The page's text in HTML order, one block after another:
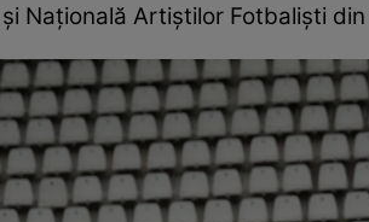
Națională Artiştilor Fotbalişti